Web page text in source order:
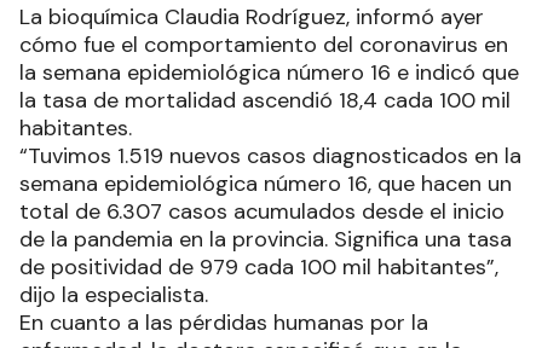
La bioquímica Claudia Rodríguez, informó ayer
cómo fue el comportamiento del coronavirus en
la semana epidemiológica número 16 e indicó que
la tasa de mortalidad ascendió 18,4 cada 100 mil
habitantes.
“Tuvimos 1.519 nuevos casos diagnosticados en la
semana epidemiológica número 16, que hacen un
total de 6.307 casos acumulados desde el inicio
de la pandemia en la provincia. Significa una tasa
de positividad de 979 cada 100 mil habitantes”,
dijo la especialista.
En cuanto a las pérdidas humanas por la